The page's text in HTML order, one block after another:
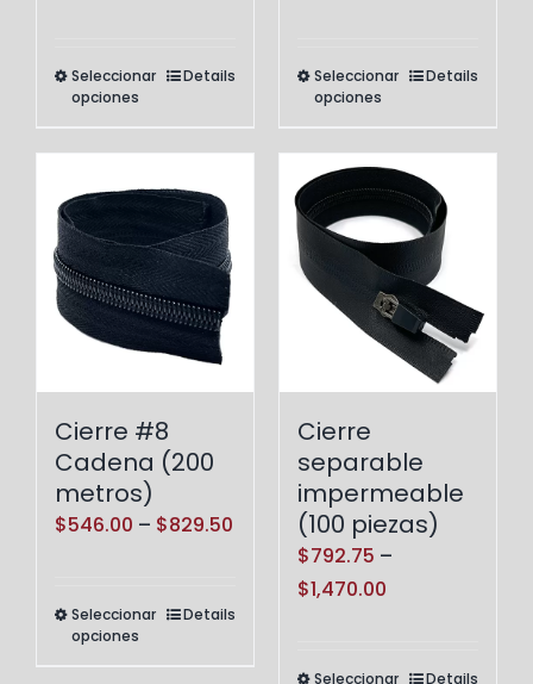
through
Seleccionar
opciones
Este
tiene
variantes.
Las
opciones
se
pueden
la
página
de
Details
Seleccionar
opciones
Este
tiene
múltiples
variantes.
Las
opciones
se
pueden
elegir
la
página
de
producto
Details
Cierre #8
Cadena (200
metros)
$546.00 – $829.50
$546.00
through
Seleccionar
opciones
EsteDetails
Cierre
separable
impermeable
(100 piezas)
$792.75 –
$1,470.00
Seleccionar Details